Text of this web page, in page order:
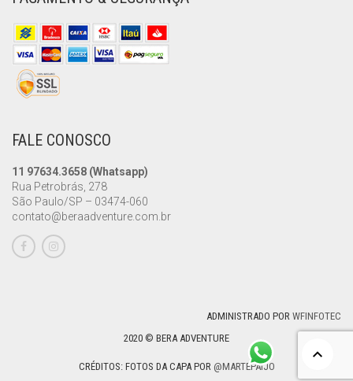
FALE CONOSCO
11 97634.3658 (Whatsapp)
Rua Petrobrás, 278
São Paulo/SP – 03474-060
contato@beraadventure.com.br
2020 © BERA ADVENTURE
CRÉDITOS: FOTOS DA CAPA POR @MARTEPAIJO
ADMINISTRADO POR WFINFOTEC